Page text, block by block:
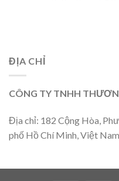
ĐỊA CHỈ
CÔNG TY TNHH
Địa chỉ: 182 Cộng Hòa,
phố Hồ Chí Minh, Việt Nam